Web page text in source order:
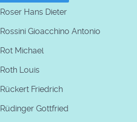
Roser Hans Dieter
Rossini Gioacchino Antonio
Rot Michael
Roth Louis
Rückert Friedrich
Rüdinger Gottfried